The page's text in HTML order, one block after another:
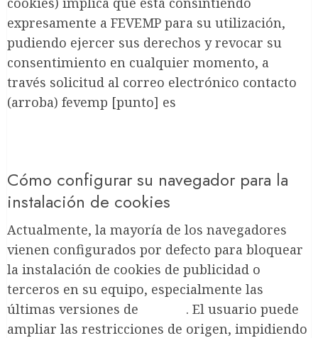
expresamente a FEVEMP para su utilización,
pudiendo ejercer sus derechos y revocar su
consentimiento en cualquier momento, a
través solicitud al correo electrónico contacto
(arroba) fevemp [punto] es
Cómo configurar su navegador para la
instalación de cookies
Actualmente, la mayoría de los navegadores
vienen configurados por defecto para bloquear
la instalación de cookies de publicidad o
terceros en su equipo, especialmente las
últimas versiones de
. El usuario puede
ampliar las restricciones de origen, impidiendo